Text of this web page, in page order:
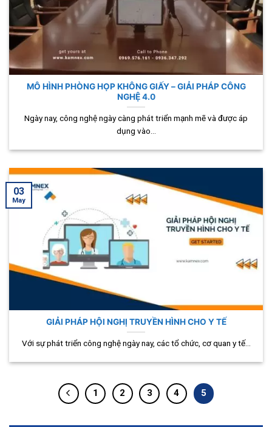
MÔ HÌNH PHÒNG HỌP KHÔNG GIẤY – GIẢI PHÁP CÔNG
NGHỆ 4.0
Ngày nay, công nghệ ngày càng phát triển mạnh mẽ và được áp
dụng vào...
GIẢI PHÁP HỘI NGHỊ TRUYỀN HÌNH CHO Y TẾ
Với sự phát triển công nghệ ngày nay, các tổ chức, cơ quan y tế...
03
May
1 2 3 4 5